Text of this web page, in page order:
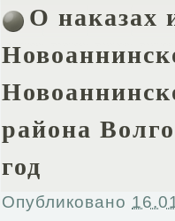
О наказах
района
год
Опубликовано